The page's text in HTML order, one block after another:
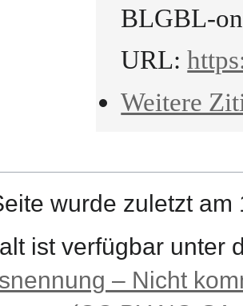
BLGBL-
URL:
Weitere
wurde zuletzt
ist verfügbar unter
– Nicht